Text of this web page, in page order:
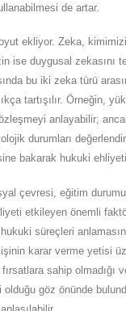
de artar.
ekliyor. Zeka,
ise duygusal zekasını
bu iki zeka türü
tartışılır. Örneğin,
anlayabilir;
durumları
bakarak hukuki
çevresi, eğitim
etkileyen önemli
süreçleri
karar verme yetisi
sahip olmadığı
göz önünde